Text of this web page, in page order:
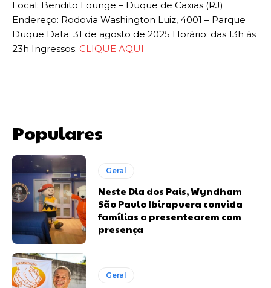
Local: Bendito Lounge – Duque de Caxias (RJ)
Endereço: Rodovia Washington Luiz, 4001 – Parque
Duque Data: 31 de agosto de 2025 Horário: das 13h às
23h Ingressos: CLIQUE AQUI
Populares
Geral
Neste Dia dos Pais, Wyndham
São Paulo Ibirapuera convida
famílias a presentearem com
presença
Geral